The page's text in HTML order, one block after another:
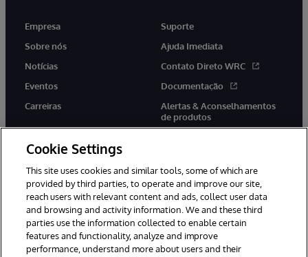
Empresa
Sobre nós
Notícias
Eventos
Carreiras
Suporte
Ajuda Imediata
Contato Direto WRC
Documentação
Alertas & Aconselhamentos
de produtos
twitter youtubefacebooklinkedin
© 1996-2022 InterSystems Corporation, Boston, MA. Todos os
Cookie Settings
This site uses cookies and similar tools, some of which are
provided by third parties, to operate and improve our site,
reach users with relevant content and ads, collect user data
and browsing and activity information. We and these third
parties use the information collected to enable certain
features and functionality, analyze and improve
performance, understand more about users and their